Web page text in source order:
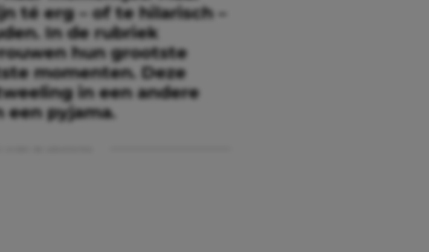
té erg – of te hilarisch –
In de rubriek
hun grootste
momenten. Deze
in een andere
pyjama.